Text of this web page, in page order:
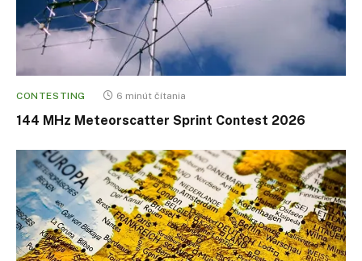
CONTESTING 6 minút čítania
144 MHz Meteorscatter Sprint Contest 2026